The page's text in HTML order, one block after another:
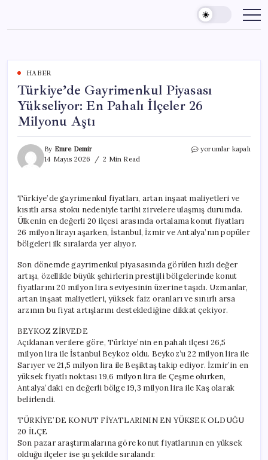
content
HABER
Türkiye’de Gayrimenkul Piyasası
Yükseliyor: En Pahalı İlçeler 26
Milyonu Aştı
By Emre Demir
14 Mayıs 2026
2 Min Read
Türkiye’de
Pahalı
İlçeler
26
Milyonu
yorumlar kapalı
Türkiye’de gayrimenkul fiyatları, artan inşaat maliyetleri ve
kısıtlı arsa stoku nedeniyle tarihi zirvelere ulaşmış durumda.
Ülkenin en değerli 20 ilçesi arasında ortalama konut fiyatları
26 milyon lirayı aşarken, İstanbul, İzmir ve Antalya’nın popüler
bölgeleri ilk sıralarda yer alıyor.
Son dönemde gayrimenkul piyasasında görülen hızlı değer
artışı, özellikle büyük şehirlerin prestijli bölgelerinde konut
fiyatlarını 20 milyon lira seviyesinin üzerine taşıdı. Uzmanlar,
artan inşaat maliyetleri, yüksek faiz oranları ve sınırlı arsa
arzının bu fiyat artışlarını desteklediğine dikkat çekiyor.
BEYKOZ ZİRVEDE
Açıklanan verilere göre, Türkiye’nin en pahalı ilçesi 26,5
milyon lira ile İstanbul Beykoz oldu. Beykoz’u 22 milyon lira ile
Sarıyer ve 21,5 milyon lira ile Beşiktaş takip ediyor. İzmir’in en
yüksek fiyatlı noktası 19,6 milyon lira ile Çeşme olurken,
Antalya’daki en değerli bölge 19,3 milyon lira ile Kaş olarak
belirlendi.
TÜRKİYE’DE KONUT FİYATLARININ EN YÜKSEK OLDUĞU
20 İLÇE
Son pazar araştırmalarına göre konut fiyatlarının en yüksek
olduğu ilçeler ise şu şekilde sıralandı: